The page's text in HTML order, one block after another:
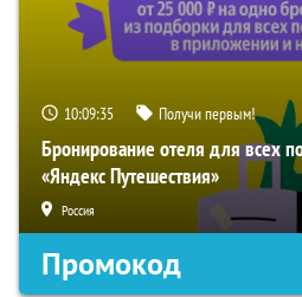
10:09:34 Получи первым!
Бронирование отеля для всех
«Яндекс Путешествия»
Россия
Промокод